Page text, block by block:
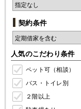
契約条件
人気のこだわり条件
ペット可（相談）
バス・トイレ別
２階以上